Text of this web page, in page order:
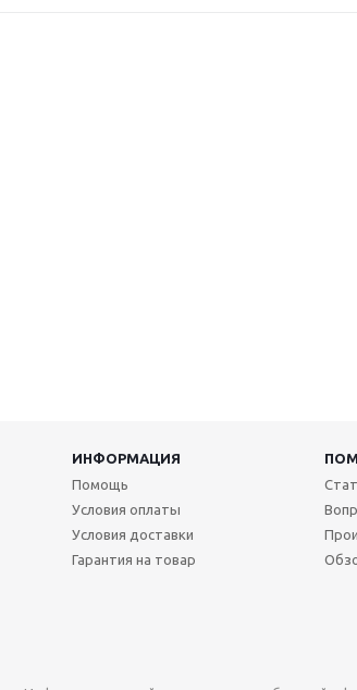
ИНФОРМАЦИЯ
Помощь
Условия оплаты
Условия доставки
Гарантия на товар